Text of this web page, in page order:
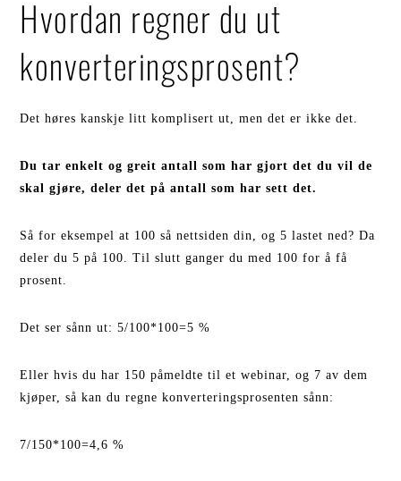
Hvordan regner du ut
konverteringsprosent?
Det høres kanskje litt komplisert ut, men det er ikke det.
Du tar enkelt og greit antall som har gjort det du vil de
skal gjøre, deler det på antall som har sett det.
Så for eksempel at 100 så nettsiden din, og 5 lastet ned? Da
deler du 5 på 100. Til slutt ganger du med 100 for å få
prosent.
Det ser sånn ut: 5/100*100=5 %
Eller hvis du har 150 påmeldte til et webinar, og 7 av dem
kjøper, så kan du regne konverteringsprosenten sånn:
7/150*100=4,6 %